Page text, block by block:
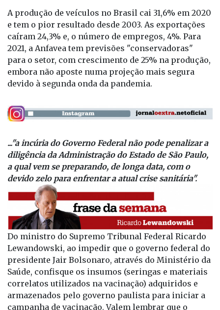
A produção de veículos no Brasil cai 31,6% em 2020
e tem o pior resultado desde 2003. As exportações
caíram 24,3% e, o número de empregos, 4%. Para
2021, a Anfavea tem previsões "conservadoras"
para o setor, com crescimento de 25% na produção,
embora não aposte numa projeção mais segura
devido à segunda onda da pandemia.
..."a incúria do Governo Federal não pode penalizar a
diligência da Administração do Estado de São Paulo,
a qual vem se preparando, de longa data, com o
devido zelo para enfrentar a atual crise sanitária".
Do ministro do Supremo Tribunal Federal Ricardo
Lewandowski, ao impedir que o governo federal do
presidente Jair Bolsonaro, através do Ministério da
Saúde, confisque os insumos (seringas e materiais
correlatos utilizados na vacinação) adquiridos e
armazenados pelo governo paulista para iniciar a
campanha de vacinação. Valem lembrar que o